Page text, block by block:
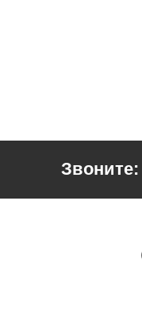
Звоните: